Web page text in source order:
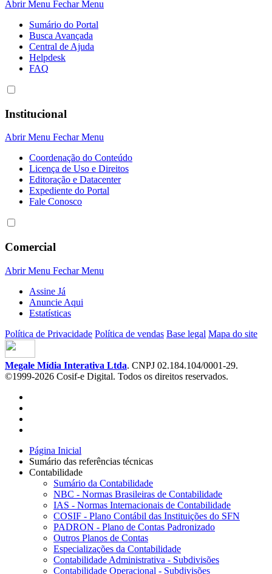
Abrir Menu Fechar Menu
Sumário do Portal
Busca Avançada
Central de Ajuda
Helpdesk
FAQ
Institucional
Abrir Menu Fechar Menu
Coordenação do Conteúdo
Licença de Uso e Direitos
Editoração e Datacenter
Expediente do Portal
Fale Conosco
Comercial
Abrir Menu Fechar Menu
Assine Já
Anuncie Aqui
Estatísticas
Política de Privacidade Política de vendas Base legal Mapa do site
Megale Mídia Interativa Ltda. CNPJ 02.184.104/0001-29.
©1999-2026 Cosif-e Digital. Todos os direitos reservados.
Página Inicial
Sumário das referências técnicas
Contabilidade
Sumário da Contabilidade
NBC - Normas Brasileiras de Contabilidade
IAS - Normas Internacionais de Contabilidade
COSIF - Plano Contábil das Instituições do SFN
PADRON - Plano de Contas Padronizado
Outros Planos de Contas
Especializações da Contabilidade
Contabilidade Administrativa - Subdivisões
Contabilidade Operacional - Subdivisões